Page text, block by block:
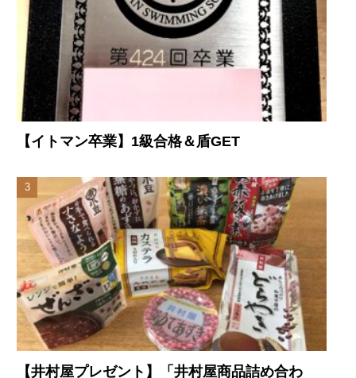
【イトマン卒業】1級合格＆盾GET
【井村屋プレゼント】「井村屋商品詰め合わ